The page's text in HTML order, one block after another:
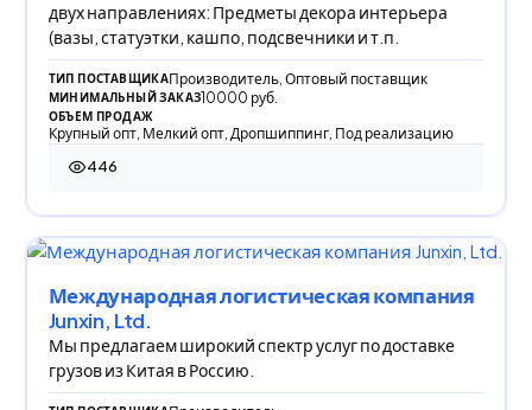
двух направлениях: Предметы декора интерьера
(вазы, статуэтки, кашпо, подсвечники и т.п.
ТИП ПОСТАВЩИКАПроизводитель, Оптовый поставщик
МИНИМАЛЬНЫЙ ЗАКАЗ10000 руб.
ОБЪЕМ ПРОДАЖ
Крупный опт, Мелкий опт, Дропшиппинг, Под реализацию
446
446 просмотров
Международная логистическая компания
Junxin, Ltd.
Мы предлагаем широкий спектр услуг по доставке
грузов из Китая в Россию.